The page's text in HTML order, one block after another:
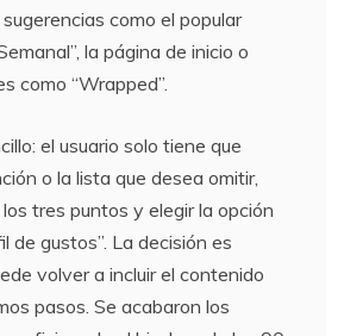
como el popular
la página de inicio o
como “Wrapped”.
el usuario solo tiene que
o la lista que desea omitir,
tres puntos y elegir la opción
de gustos”. La decisión es
volver a incluir el contenido
pasos. Se acabaron los